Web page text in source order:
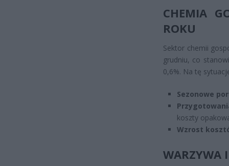
CHEMIA
ROKU
Sektor chemii
grudniu, co
0,6%. Na tę
Sezonowe
koszty
Wzrost
WARZYWA